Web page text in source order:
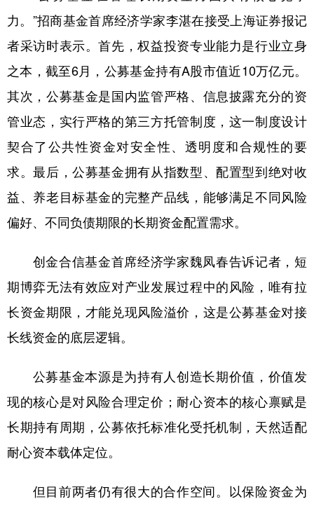
力。”招商基金首席经济学家李湛在接受上海证券报记
者采访时表示。首先，权益投资专业能力是行业立身
之本，截至6月，公募基金持有A股市值近10万亿元。
其次，公募基金是国内监管严格、信息披露充分的资
管业态，实行严格的第三方托管制度，这一制度设计
契合了公共性资金对安全性、透明度和合规性的要
求。最后，公募基金拥有从指数型、配置型到绝对收
益、养老目标基金的完整产品线，能够满足不同风险
偏好、不同负债期限的长期资金配置需求。
创金合信基金首席经济学家魏凤春告诉记者，短
期博弈无法有效应对产业发展过程中的风险，唯有拉
长资金期限，才能兑现风险溢价，这是公募基金对接
长线资金的底层逻辑。
公募基金本源是为持有人创造长期价值，价值发
现的核心是对风险合理定价；耐心资本的核心禀赋是
长期持有周期，公募依托标准化受托机制，天然适配
耐心资本载体定位。
但目前两者仍有很大的合作空间。以保险资金为